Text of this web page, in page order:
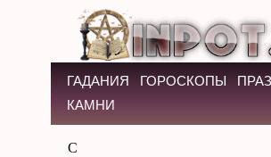
ГАДАНИЯ ГОРОСКОПЫ
КАМНИ
Ч